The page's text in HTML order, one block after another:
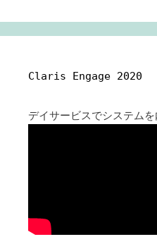
Claris Engage 2020
デイサービスでシステム